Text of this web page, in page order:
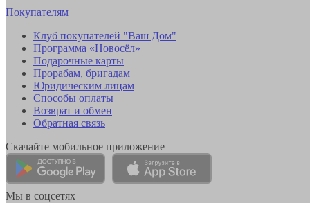
Покупателям
Клуб покупателей "Ваш Дом"
Программа «Новосёл»
Подарочные карты
Прорабам, бригадам
Юридическим лицам
Способы оплаты
Возврат и обмен
Обратная связь
Скачайте мобильное приложение
Мы в соцсетях